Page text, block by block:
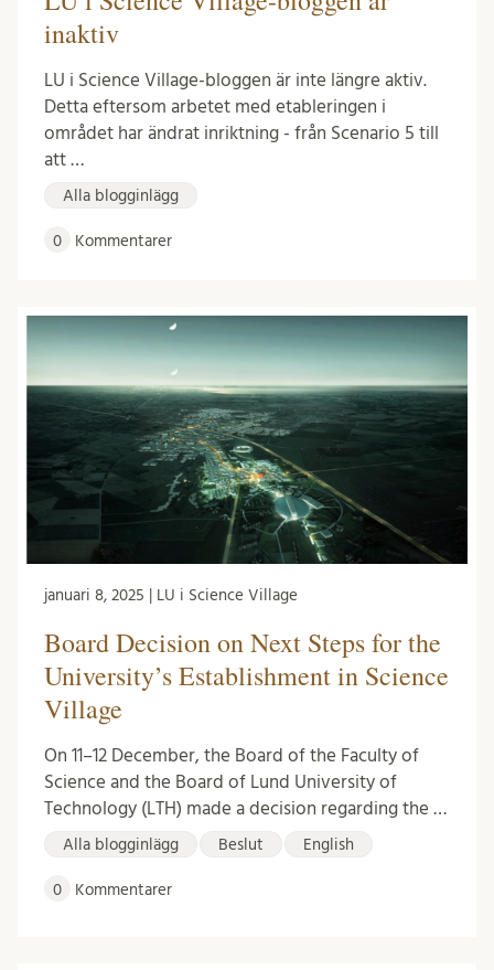
inaktiv
LU i Science Village-bloggen är inte längre aktiv.
Detta eftersom arbetet med etableringen i
området har ändrat inriktning - från Scenario 5 till
att …
Alla blogginlägg
0 Kommentarer
januari 8, 2025 | LU i Science Village
Board Decision on Next Steps for the
University’s Establishment in Science
Village
On 11–12 December, the Board of the Faculty of
Science and the Board of Lund University of
Technology (LTH) made a decision regarding the …
Alla blogginlägg Beslut English
0 Kommentarer